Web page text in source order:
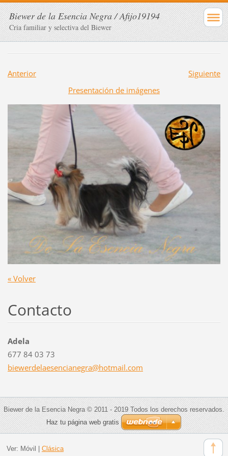
Biewer de la Esencia Negra / Afijo19194
Cria familiar y selectiva del Biewer
Anterior
Siguiente
Presentación de imágenes
« Volver
Contacto
Adela
677 84 03 73
biewerdelaesencianegra@hotmail.com
Biewer de la Esencia Negra © 2011 - 2019 Todos los derechos reservados.
Haz tu página web gratis
Ver: Móvil Clásica